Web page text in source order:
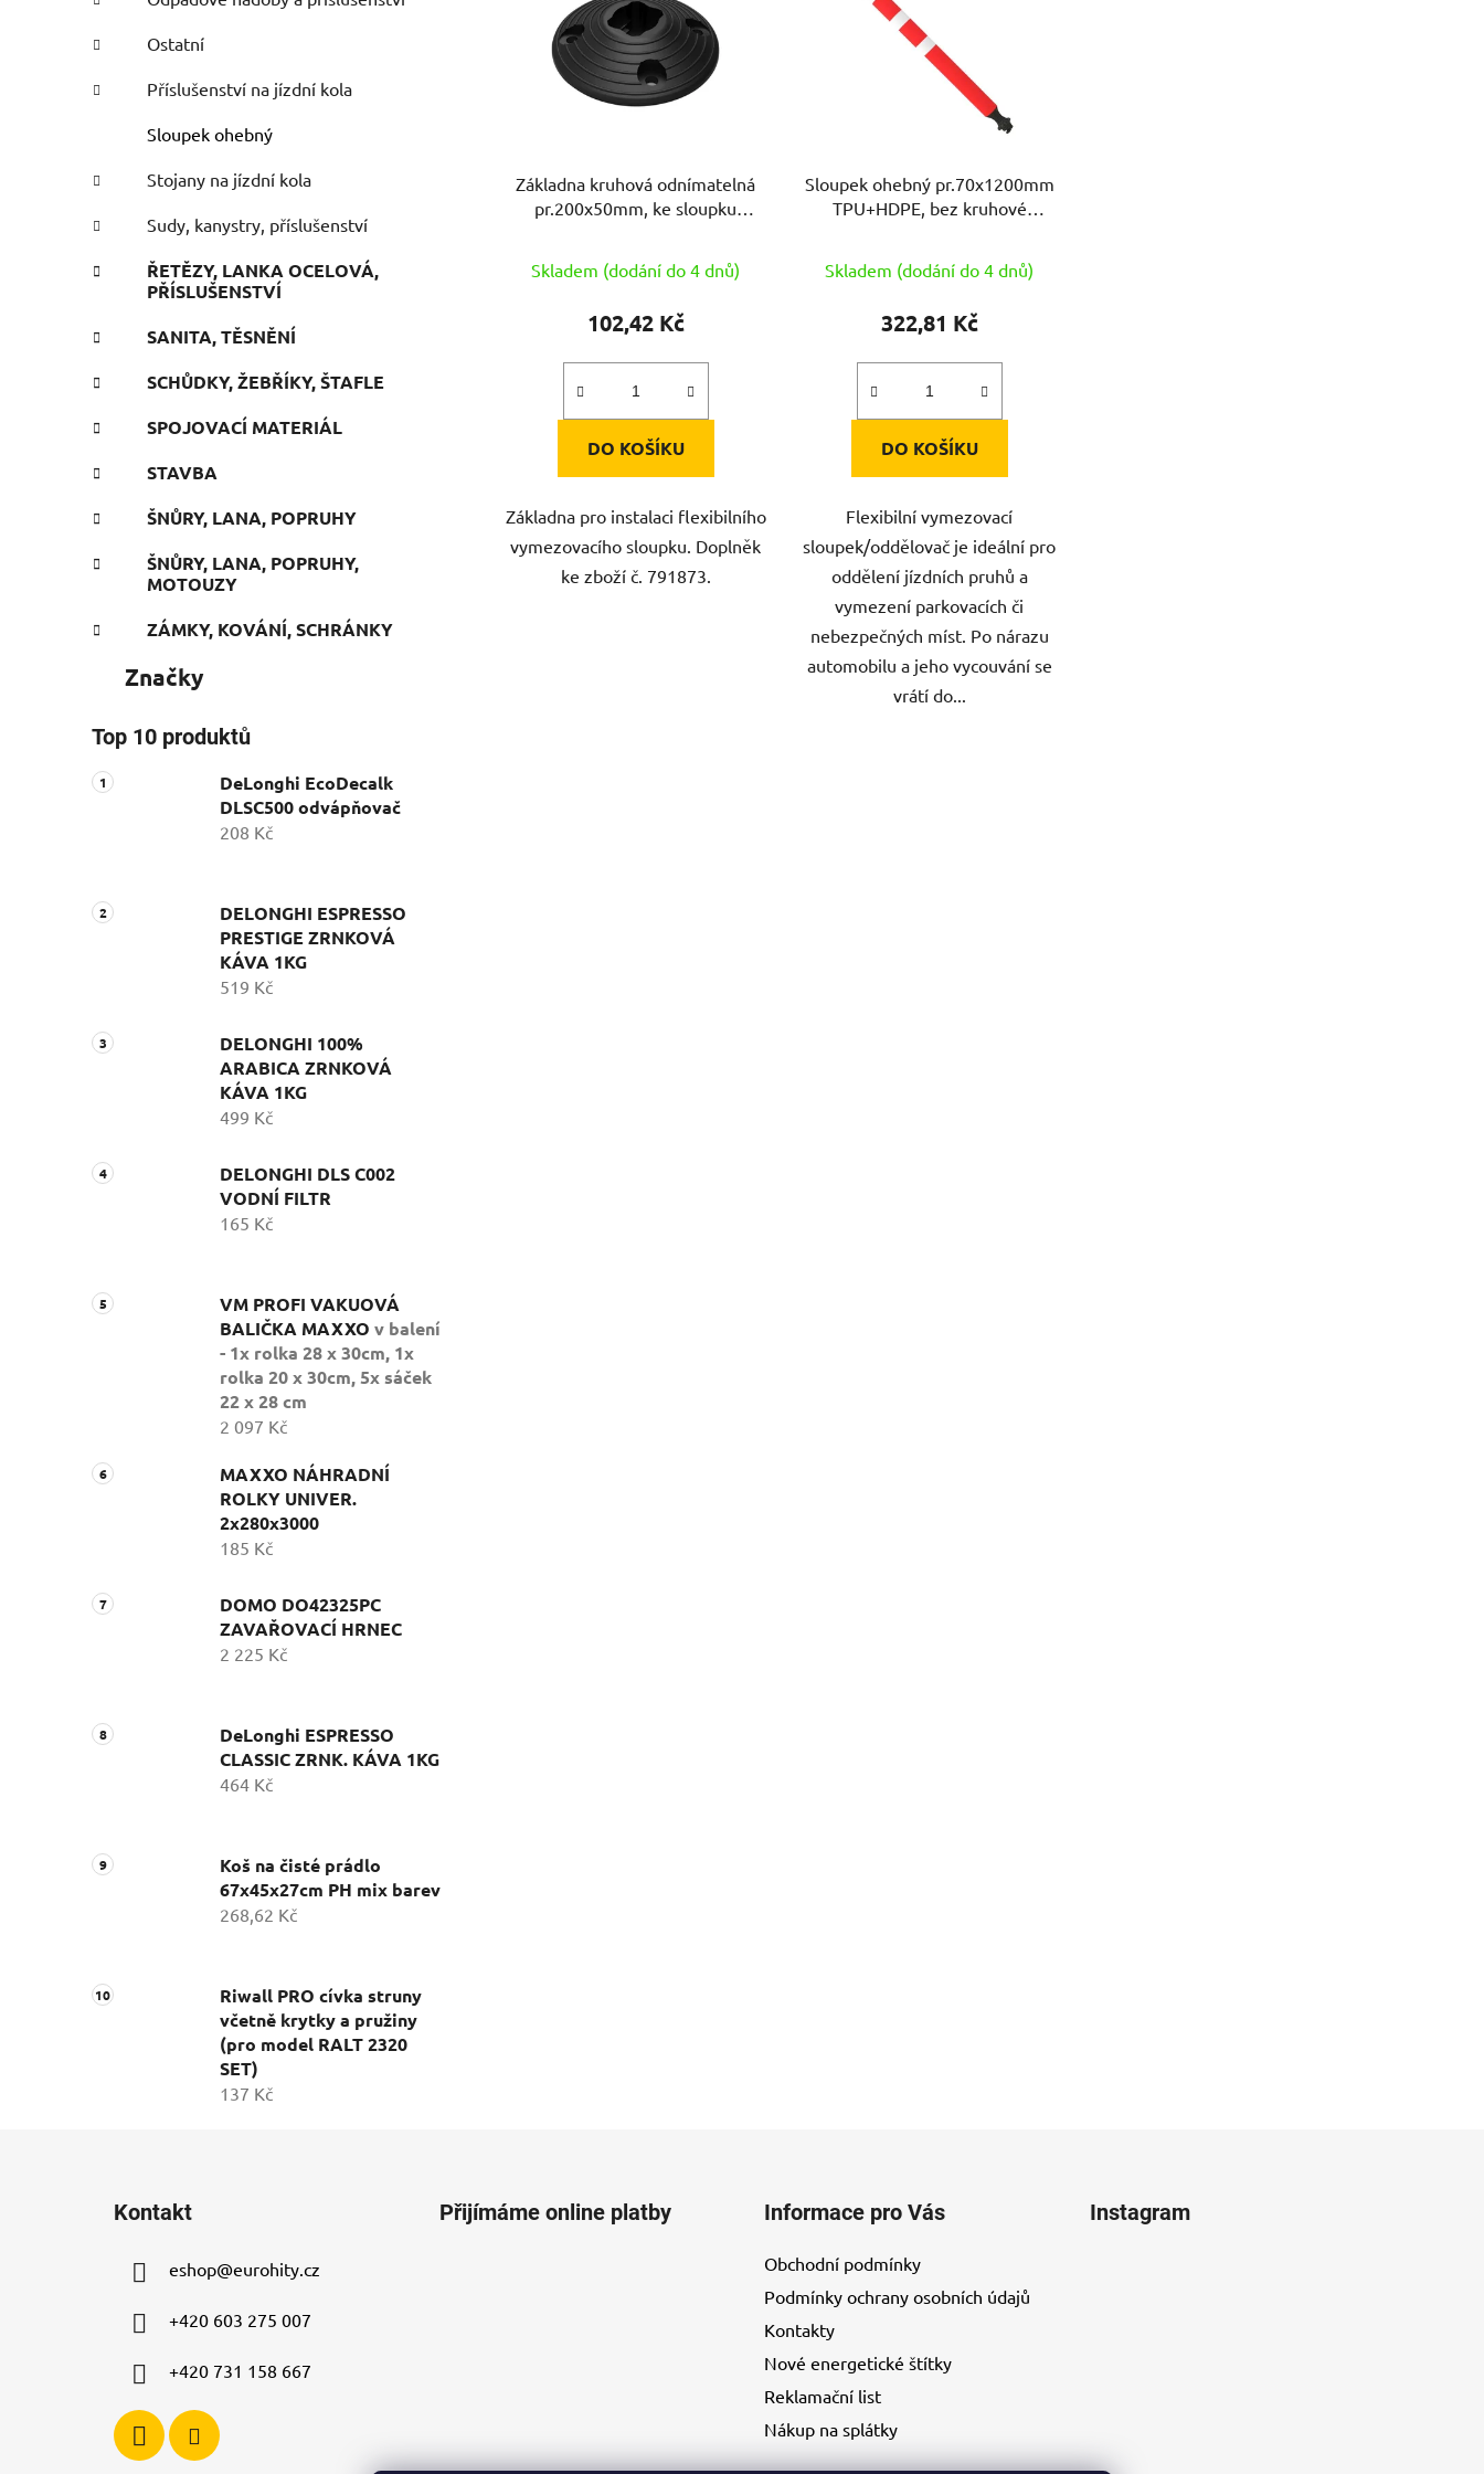
Ostatní
Příslušenství na jízdní kola
Sloupek ohebný
Stojany na jízdní kola
Sudy, kanystry, příslušenství
ŘETĚZY, LANKA OCELOVÁ,
PŘÍSLUŠENSTVÍ
SANITA, TĚSNĚNÍ
SCHŮDKY, ŽEBŘÍKY, ŠTAFLE
SPOJOVACÍ MATERIÁL
STAVBA
ŠNŮRY, LANA, POPRUHY
ŠNŮRY, LANA, POPRUHY,
MOTOUZY
ZÁMKY, KOVÁNÍ, SCHRÁNKY
Značky
Top 10 produktů
DeLonghi EcoDecalk
DLSC500 odvápňovač
208 Kč
DELONGHI ESPRESSO
PRESTIGE ZRNKOVÁ
KÁVA 1KG
519 Kč
DELONGHI 100%
ARABICA ZRNKOVÁ
KÁVA 1KG
499 Kč
DELONGHI DLS C002
VODNÍ FILTR
165 Kč
VM PROFI VAKUOVÁ
BALIČKA MAXXO v balení
- 1x rolka 28 x 30cm, 1x
rolka 20 x 30cm, 5x sáček
22 x 28 cm
2 097 Kč
MAXXO NÁHRADNÍ
ROLKY UNIVER.
2x280x3000
185 Kč
DOMO DO42325PC
ZAVAŘOVACÍ HRNEC
2 225 Kč
DeLonghi ESPRESSO
CLASSIC ZRNK. KÁVA 1KG
464 Kč
Koš na čisté prádlo
67x45x27cm PH mix barev
268,62 Kč
Riwall PRO cívka struny
včetně krytky a pružiny
(pro model RALT 2320
SET)
137 Kč
Základna kruhová odnímatelná
pr.200x50mm, ke sloupku
Skladem (dodání do 4 dnů)
102,42 Kč
DO KOŠÍKU
Základna pro instalaci flexibilního
vymezovacího sloupku. Doplněk
ke zboží č. 791873.
Sloupek ohebný pr.70x1200mm
TPU+HDPE, bez kruhové
Skladem (dodání do 4 dnů)
322,81 Kč
DO KOŠÍKU
Flexibilní vymezovací
sloupek/oddělovač je ideální pro
oddělení jízdních pruhů a
vymezení parkovacích či
nebezpečných míst. Po nárazu
automobilu a jeho vycouvání se
vrátí do...
Kontakt
eshop@eurohity.cz
+420 603 275 007
+420 731 158 667
Přijímáme online platby Informace pro Vás
Obchodní podmínky
Podmínky ochrany osobních údajů
Kontakty
Nové energetické štítky
Reklamační list
Nákup na splátky
Instagram